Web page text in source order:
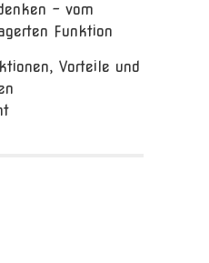
– vom
Funktion
Vorteile und